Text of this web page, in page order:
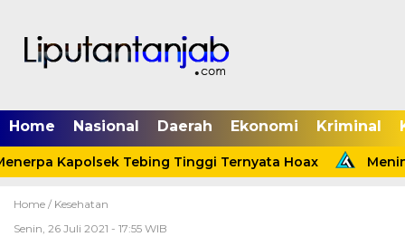
Home Nasional Daerah Ekonomi Kriminal
Kapolsek Tebing Tinggi Ternyata Hoax
Home / Kesehatan
Senin, 26 Juli 2021 - 17:55 WIB